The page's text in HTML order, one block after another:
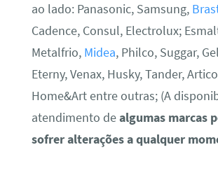
ao lado: Panasonic, Samsung,
Cadence, Consul, Electrolux;
Metalfrio, Midea, Philco, Suggar,
Eterny, Venax, Husky, Tander,
Home&Art entre outras; (A
atendimento dealgumas marcas
sofrer alterações a qualquer